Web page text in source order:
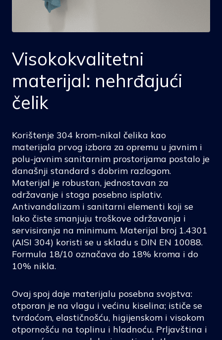
Visokokvalitetni
materijal: nehrđajući
čelik
Korištenje 304 krom-nikal čelika kao
materijala prvog izbora za opremu u javnim i
polu-javnim sanitarnim prostorijama postalo je
današnji standard s dobrim razlogom.
Materijal je robustan, jednostavan za
održavanje i stoga posebno isplativ.
Antivandalizam i sanitarni elementi koji se
lako čiste smanjuju troškove održavanja i
servisiranja na minimum. Materijal broj 1.4301
(AISI 304) koristi se u skladu s DIN EN 10088.
Formula 18/10 označava do 18% kroma i do
10% nikla.
Ovaj spoj daje materijalu posebna svojstva:
otporan je na vlagu i većinu kiselina; ističe se
tvrdoćom, elastičnošću, higijenskom i visokom
otpornošću na toplinu i hladnoću. Prljavština i